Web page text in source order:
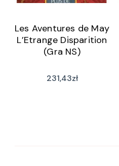
Les Aventures de May
L’Etrange Disparition
(Gra NS)
231,43zł